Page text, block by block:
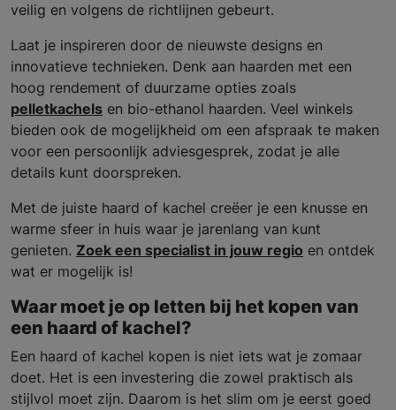
veilig en volgens de richtlijnen gebeurt.
Laat je inspireren door de nieuwste designs en
innovatieve technieken. Denk aan haarden met een
hoog rendement of duurzame opties zoals
pelletkachels en bio-ethanol haarden. Veel winkels
bieden ook de mogelijkheid om een afspraak te maken
voor een persoonlijk adviesgesprek, zodat je alle
details kunt doorspreken.
Met de juiste haard of kachel creëer je een knusse en
warme sfeer in huis waar je jarenlang van kunt
genieten. Zoek een specialist in jouw regio en ontdek
wat er mogelijk is!
Waar moet je op letten bij het kopen van
een haard of kachel?
Een haard of kachel kopen is niet iets wat je zomaar
doet. Het is een investering die zowel praktisch als
stijlvol moet zijn. Daarom is het slim om je eerst goed